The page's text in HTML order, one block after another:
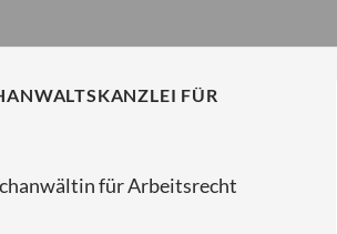
FÜR
für Arbeitsrecht